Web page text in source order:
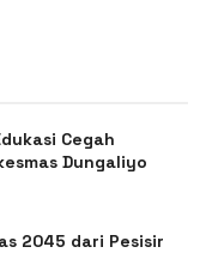
Cegah
Dungaliyo
2045 dari Pesisir